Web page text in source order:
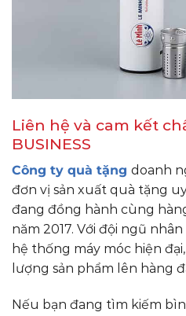
Liên hệ và cam kết
BUSINESS
Công ty quà tặng doanh
đơn vị sản xuất quà tặng
đang đồng hành cùng
năm 2017. Với đội ngũ
hệ thống máy móc hiện
lượng sản phẩm lên hàng
Nếu bạn đang tìm kiếm